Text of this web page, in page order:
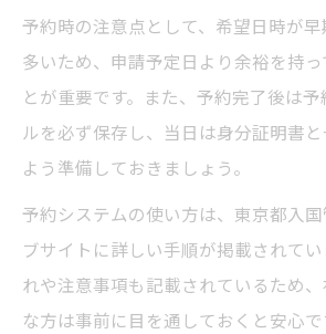
予約時の注意点として、希望日時が
多いため、申請予定日より余裕を持
とが重要です。また、予約完了後は
ルを必ず保存し、当日は身分証明書
よう準備しておきましょう。
予約システムの使い方は、東京都入
ブサイトに詳しい手順が掲載されて
れや注意事項も記載されているため
な方は事前に目を通しておくと安心で